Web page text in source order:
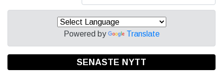
Powered by Translate
SENASTE NYTT